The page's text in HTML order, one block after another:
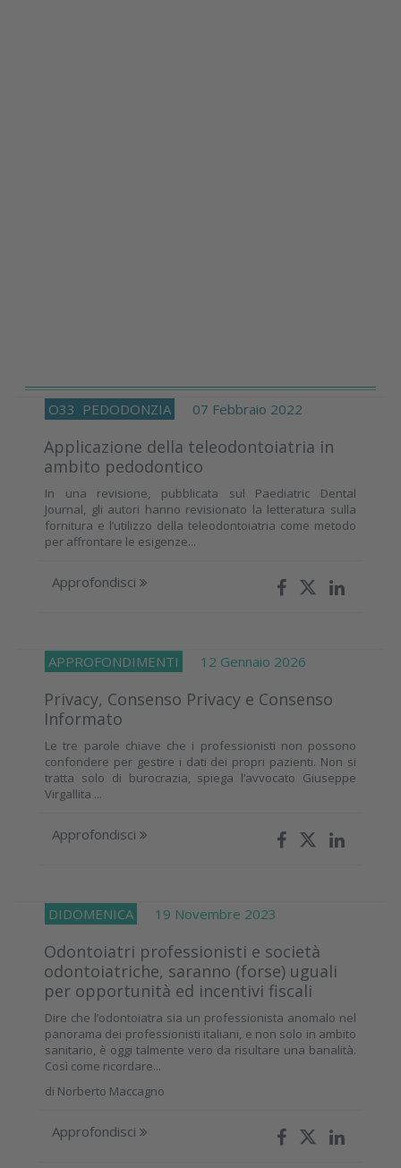
O33 PEDODONZIA 07 Febbraio 2022
Applicazione della teleodontoiatria in
ambito pedodontico
In una revisione, pubblicata sul Paediatric Dental
Journal, gli autori hanno revisionato la letteratura sulla
fornitura e l’utilizzo della teleodontoiatria come metodo
per affrontare le esigenze...
Approfondisci
APPROFONDIMENTI 12 Gennaio 2026
Privacy, Consenso Privacy e Consenso
Informato
Le tre parole chiave che i professionisti non possono
confondere per gestire i dati dei propri pazienti. Non si
tratta solo di burocrazia, spiega l’avvocato Giuseppe
Virgallita ...
Approfondisci
DIDOMENICA 19 Novembre 2023
Odontoiatri professionisti e società
odontoiatriche, saranno (forse) uguali
per opportunità ed incentivi fiscali
Dire che l’odontoiatra sia un professionista anomalo nel
panorama dei professionisti italiani, e non solo in ambito
sanitario, è oggi talmente vero da risultare una banalità.
Così come ricordare...
di Norberto Maccagno
Approfondisci